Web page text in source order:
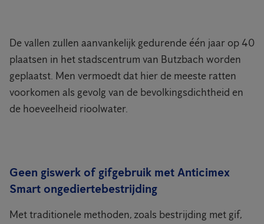
De vallen zullen aanvankelijk gedurende één jaar op 40
plaatsen in het stadscentrum van Butzbach worden
geplaatst. Men vermoedt dat hier de meeste ratten
voorkomen als gevolg van de bevolkingsdichtheid en
de hoeveelheid rioolwater.
Geen giswerk of gifgebruik met Anticimex
Smart ongediertebestrijding
Met traditionele methoden, zoals bestrijding met gif,